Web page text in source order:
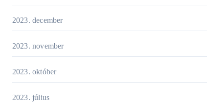
2023. december
2023. november
2023. október
2023. július